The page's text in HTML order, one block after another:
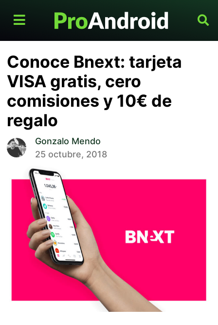
Conoce Bnext: tarjeta
VISA gratis, cero
comisiones y 10€ de
regalo
Gonzalo Mendo
25 octubre, 2018